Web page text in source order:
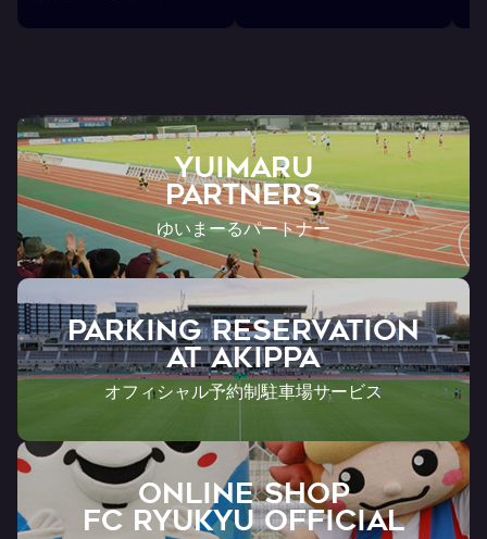
YUIMARU
Partners
ゆいまーるパートナー
PARKING RESERVATION
AT Akippa
オフィシャル予約制駐車場サービス
ONLINE SHOP
FC RYUKYU OFFICIAL